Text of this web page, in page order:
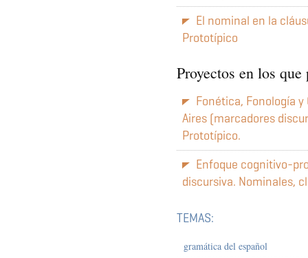
El nominal en la
Prototípico
Proyectos en los
Fonética, Fonología
Aires (marcadores
Prototípico.
Enfoque cognitivo-
discursiva. Nominales,
TEMAS:
gramática del español